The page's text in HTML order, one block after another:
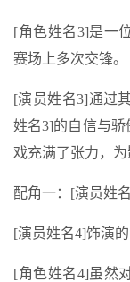
[角色姓名3]是一
赛场上多次交锋。
[演员姓名3]通过
姓名3]的自信与
戏充满了张力，为
配角一：[演员姓
[演员姓名4]饰演
[角色姓名4]虽然